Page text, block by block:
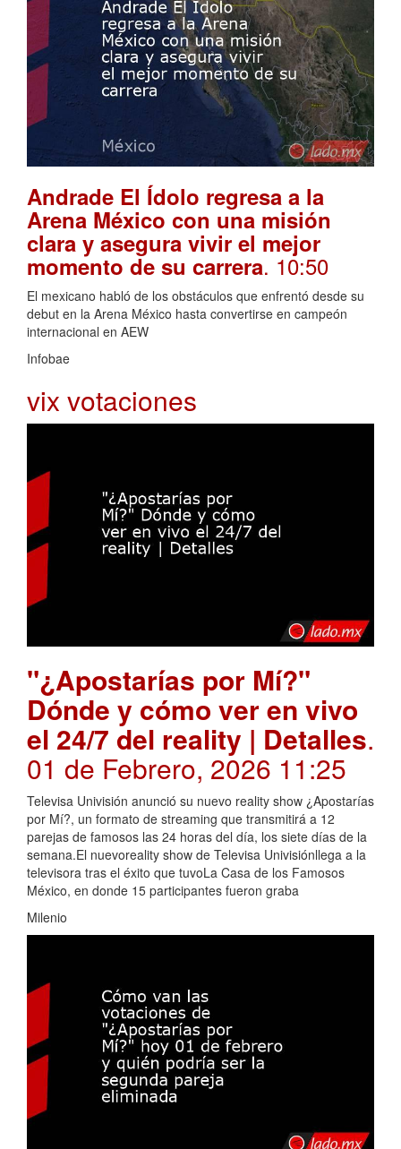
Andrade El Ídolo regresa a la
Arena México con una misión
clara y asegura vivir el mejor
momento de su carrera. 10:50
El mexicano habló de los obstáculos que enfrentó desde su
debut en la Arena México hasta convertirse en campeón
internacional en AEW
Infobae
vix votaciones
"¿Apostarías por Mí?"
Dónde y cómo ver en vivo
el 24/7 del reality | Detalles.
01 de Febrero, 2026 11:25
Televisa Univisión anunció su nuevo reality show ¿Apostarías
por Mí?, un formato de streaming que transmitirá a 12
parejas de famosos las 24 horas del día, los siete días de la
semana.El nuevoreality show de Televisa Univisiónllega a la
televisora tras el éxito que tuvoLa Casa de los Famosos
México, en donde 15 participantes fueron graba
Milenio